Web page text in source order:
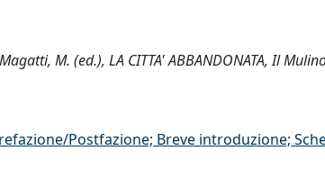
M. (ed.), LA CITTA' ABBANDONATA, Il
Postfazione; Breve introduzione;